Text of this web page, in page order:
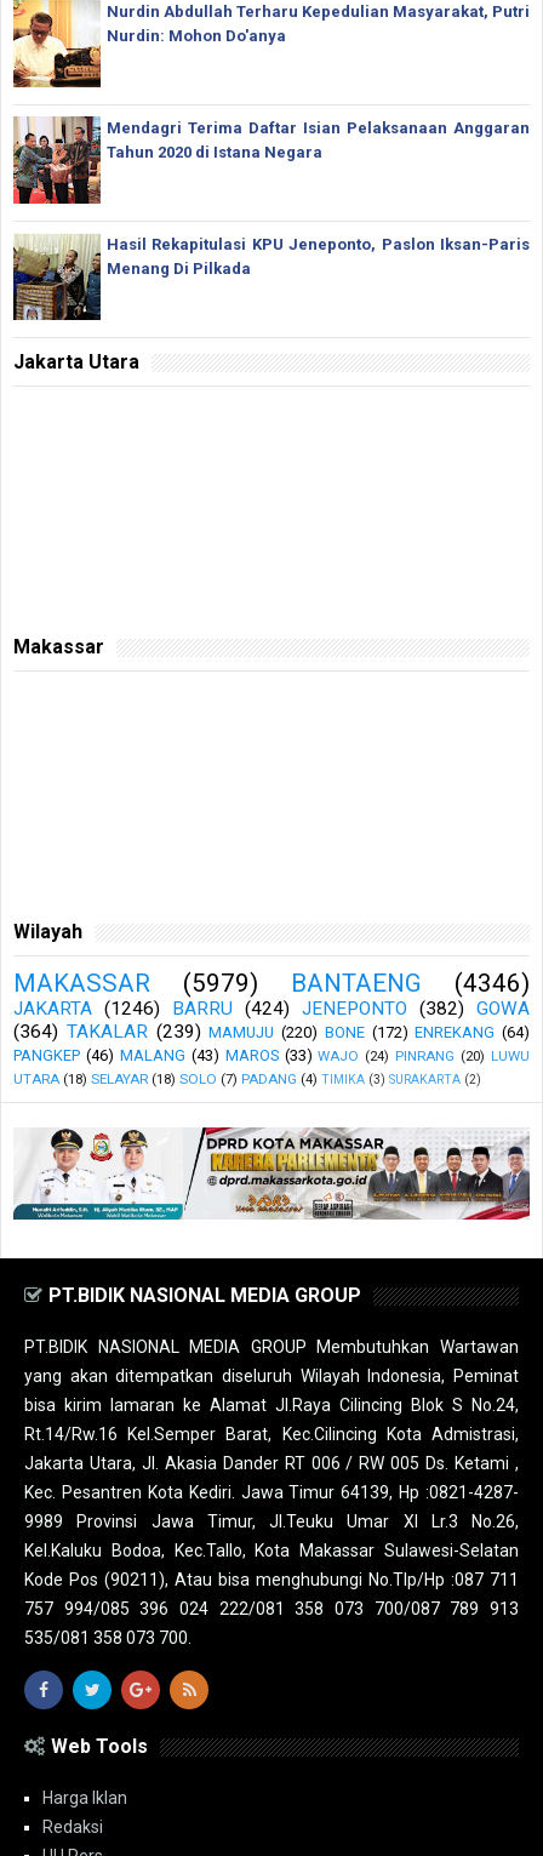
Nurdin Abdullah Terharu Kepedulian Masyarakat, Putri
Nurdin: Mohon Do'anya
Mendagri Terima Daftar Isian Pelaksanaan Anggaran
Tahun 2020 di Istana Negara
Hasil Rekapitulasi KPU Jeneponto, Paslon Iksan-Paris
Menang Di Pilkada
Jakarta Utara
Makassar
Wilayah
MAKASSAR (5979) BANTAENG (4346)
JAKARTA (1246) BARRU (424) JENEPONTO (382)
GOWA
(364) TAKALAR (239) MAMUJU (220) BONE (172) ENREKANG (64)
PANGKEP (46) MALANG (43) MAROS (33) WAJO (24) PINRANG (20) LUWU
UTARA (18) SELAYAR (18) SOLO (7) PADANG (4) TIMIKA (3) SURAKARTA (2)
PT.BIDIK NASIONAL MEDIA GROUP
PT.BIDIK NASIONAL MEDIA GROUP Membutuhkan Wartawan
yang akan ditempatkan diseluruh Wilayah Indonesia, Peminat
bisa kirim lamaran ke Alamat Jl.Raya Cilincing Blok S No.24,
Rt.14/Rw.16 Kel.Semper Barat, Kec.Cilincing Kota Admistrasi,
Jakarta Utara, Jl. Akasia Dander RT 006 / RW 005 Ds. Ketami ,
Kec. Pesantren Kota Kediri. Jawa Timur 64139, Hp :0821-4287-
9989 Provinsi Jawa Timur, Jl.Teuku Umar XI Lr.3 No.26,
Kel.Kaluku Bodoa, Kec.Tallo, Kota Makassar Sulawesi-Selatan
Kode Pos (90211), Atau bisa menghubungi No.Tlp/Hp :087 711
757 994/085 396 024 222/081 358 073 700/087 789 913
535/081 358 073 700.
Web Tools
Harga Iklan
Redaksi